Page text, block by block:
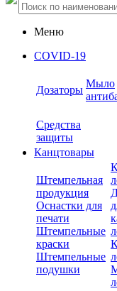
Меню
COVID-19
Дозаторы
Мыло
Средства
защиты
Канцтовары
Штемпельная
продукция
Оснастки для
печати
Штемпельные
краски
Штемпельные
подушки